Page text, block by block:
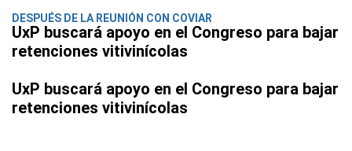
DESPUÉS DE LA REUNIÓN CON COVIAR
UxP buscará apoyo en el Congreso para bajar
retenciones vitivinícolas
UxP buscará apoyo en el Congreso para bajar
retenciones vitivinícolas